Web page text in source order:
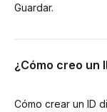
Guardar.
¿Cómo creo un
Cómo crear un ID